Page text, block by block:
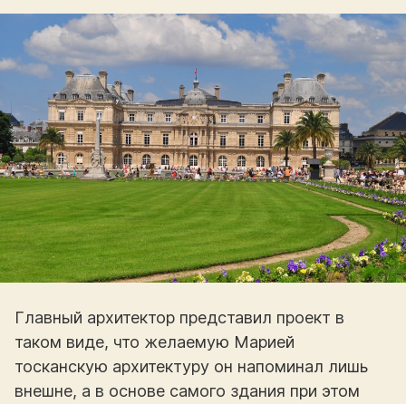
Главный архитектор представил проект в
таком виде, что желаемую Марией
тосканскую архитектуру он напоминал лишь
внешне, а в основе самого здания при этом